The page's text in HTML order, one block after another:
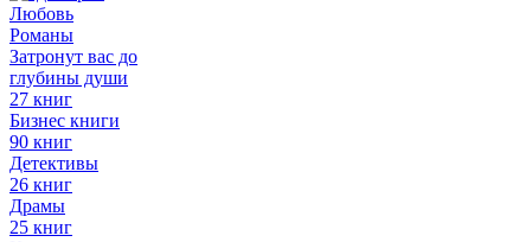
Любовь
Романы
Затронут вас до
глубины души
27 книг
Бизнес книги
90 книг
Детективы
26 книг
Драмы
25 книг